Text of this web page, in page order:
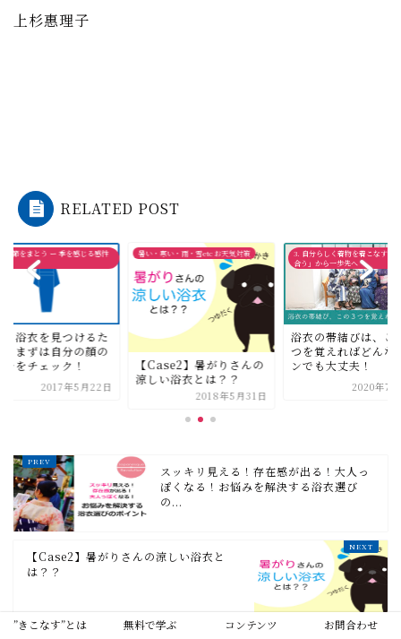
上杉惠理子
RELATED POST
寒い・雨・雪etc お天気対策
】暑がりさんの
2018年5月31日
3. 自分らしく着物を着こなす ーー「似
浴衣の帯結びは、この３
つを覚えればどんなシー
ンでも大丈夫！
2020年7月20日
着物で季節をまとう ー 季を感
へ
似合う浴衣を見つけ
めに、まずは自分の
カタチをチェック！
2017年5
スッキリ見える！存在感が出る！大人っ
ぽくなる！お悩みを解決する浴衣選び
の...
【Case2】暑がりさんの涼しい浴衣と
は？？
”きこなす”とは 無料で学ぶ コンテンツ お問合わせ